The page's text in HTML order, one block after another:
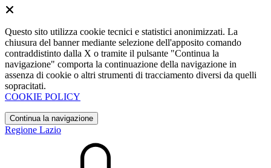
Questo sito utilizza cookie tecnici e statistici anonimizzati. La
chiusura del banner mediante selezione dell'apposito comando
contraddistinto dalla X o tramite il pulsante "Continua la
navigazione" comporta la continuazione della navigazione in
assenza di cookie o altri strumenti di tracciamento diversi da quelli
sopracitati.
COOKIE POLICY
Continua la navigazione
Regione Lazio